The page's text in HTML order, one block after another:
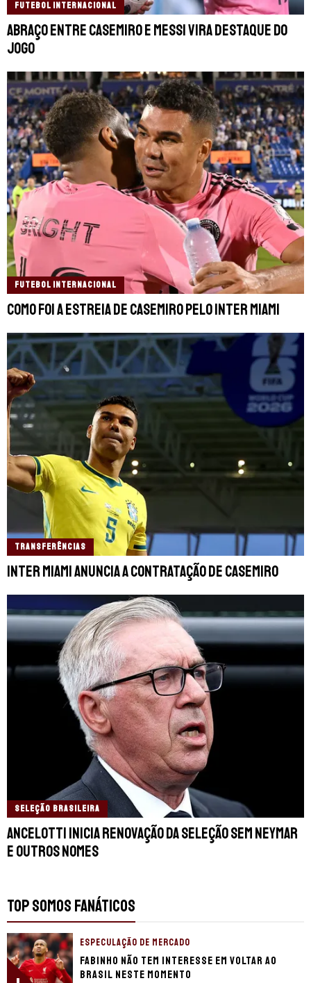
FUTEBOL INTERNACIONAL
Abraço entre Casemiro e Messi vira destaque do
jogo
FUTEBOL INTERNACIONAL
Como foi a estreia de Casemiro pelo Inter Miami
TRANSFERÊNCIAS
Inter Miami anuncia a contratação de Casemiro
SELEÇÃO BRASILEIRA
Ancelotti inicia renovação da Seleção sem Neymar
e outros nomes
TOP SOMOS FANÁTICOS
ESPECULAÇÃO DE MERCADO
Fabinho não tem interesse em voltar ao
Brasil neste momento